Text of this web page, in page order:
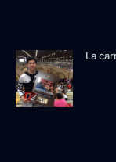
La